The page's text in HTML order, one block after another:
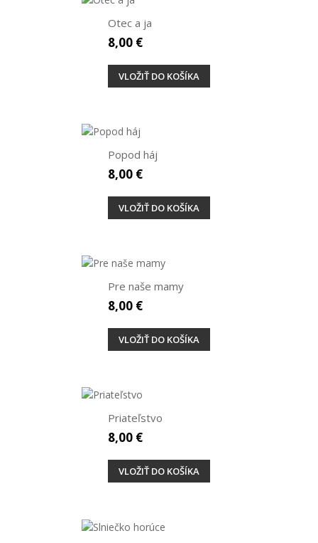
Otec a ja
8,00 €
VLOŽIŤ DO KOŠÍKA
Popod háj
8,00 €
VLOŽIŤ DO KOŠÍKA
Pre naše mamy
8,00 €
VLOŽIŤ DO KOŠÍKA
Priateľstvo
8,00 €
VLOŽIŤ DO KOŠÍKA